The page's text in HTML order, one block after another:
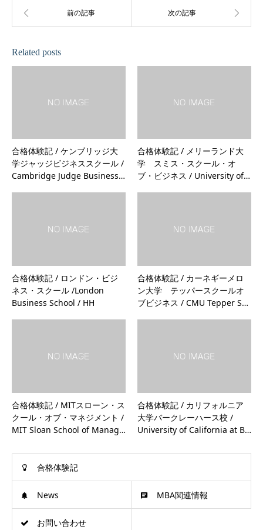
Related posts
合格体験記 / ケンブリッジ大
学ジャッジビジネススクール /
Cambridge Judge Business…
合格体験記 / メリーランド大
学 スミス・スクール・オ
ブ・ビジネス / University of…
合格体験記 / ロンドン・ビジ
ネス・スクール /London
Business School / HH
合格体験記 / カーネギーメロ
ン大学 テッパースクールオ
ブビジネス / CMU Tepper S…
合格体験記 / MITスローン・ス
クール・オブ・マネジメント /
MIT Sloan School of Manag…
合格体験記 / カリフォルニア
大学バークレーハース校 /
University of California at B…
合格体験記
News MBA関連情報
お問い合わせ